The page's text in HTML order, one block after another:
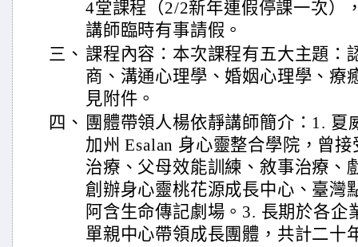
4堂課程（2/2新年連假停課一次）
講師臨時有事請假。
三、 課程內容：本次課程有五大主題：
商、溝通心理學、婚姻心理學、療
見附件。
四、 團體帶領人楊依靜講師簡介：1. 夏
加州 Esalan 身心靈整合學院，曾
治療、父母效能訓練、敘事治療、
創辦身心靈桃花源成長中心、臺灣
阿含生命傳記劇場。3. 長期於各企
單親中心帶領成長團體，共計二十